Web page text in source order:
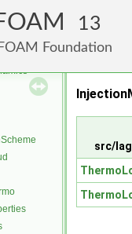
13
Foundation
src/